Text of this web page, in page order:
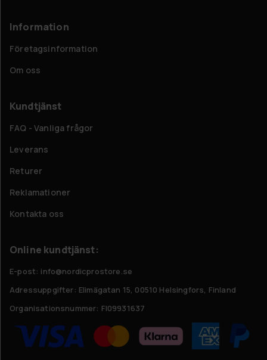
Information
Företagsinformation
Om oss
Kundtjänst
FAQ - Vanliga frågor
Leverans
Returer
Reklamationer
Kontakta oss
Online kundtjänst:
E-post: info@nordicprostore.se
Adressuppgifter: Elimägatan 15, 00510 Helsingfors, Finland
Organisationsnummer: FI09931637